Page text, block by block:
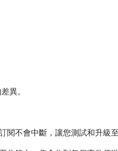
異。
不會中斷，讓您測試和升級